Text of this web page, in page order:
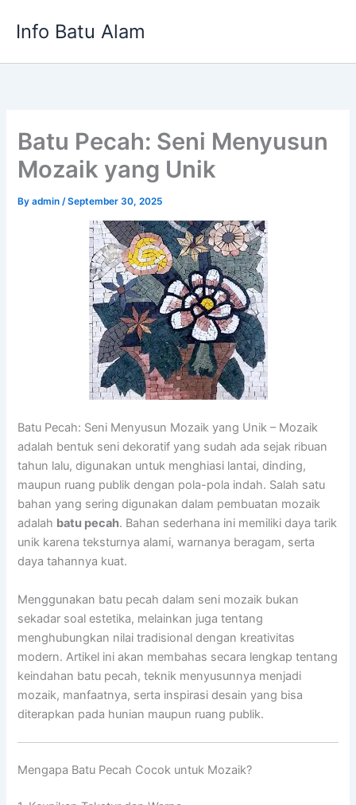
Info Batu Alam
Batu Pecah: Seni Menyusun
Mozaik yang Unik
Byadmin/September 30, 2025
Batu Pecah: Seni Menyusun Mozaik yang Unik – Mozaik
adalah bentuk seni dekoratif yang sudah ada sejak ribuan
tahun lalu, digunakan untuk menghiasi lantai, dinding,
maupun ruang publik dengan pola-pola indah. Salah satu
bahan yang sering digunakan dalam pembuatan mozaik
adalah batu pecah. Bahan sederhana ini memiliki daya tarik
unik karena teksturnya alami, warnanya beragam, serta
daya tahannya kuat.
Menggunakan batu pecah dalam seni mozaik bukan
sekadar soal estetika, melainkan juga tentang
menghubungkan nilai tradisional dengan kreativitas
modern. Artikel ini akan membahas secara lengkap tentang
keindahan batu pecah, teknik menyusunnya menjadi
mozaik, manfaatnya, serta inspirasi desain yang bisa
diterapkan pada hunian maupun ruang publik.
Mengapa Batu Pecah Cocok untuk Mozaik?